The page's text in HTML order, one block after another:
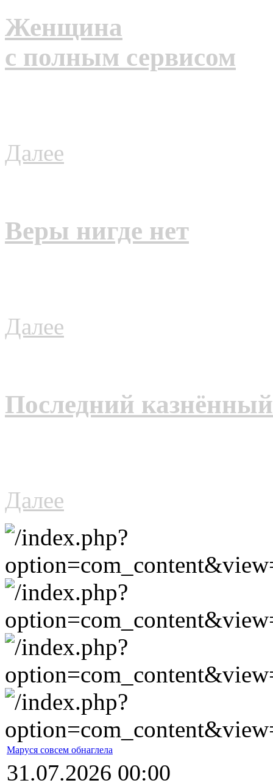
Женщина
с полным сервисом
Далее
Веры нигде нет
Далее
Последний казнённый
Далее
Маруся совсем обнаглела
31.07.2026 00:00